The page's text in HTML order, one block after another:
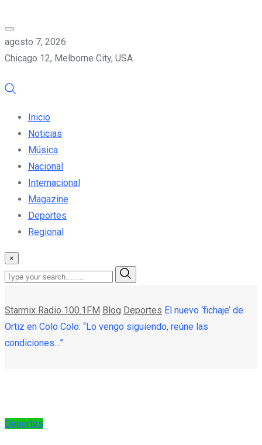
agosto 7, 2026
Chicago 12, Melborne City, USA
Inicio
Noticias
Música
Nacional
Internacional
Magazine
Deportes
Regional
×
Starmix Radio 100.1FM Blog Deportes El nuevo ‘fichaje’ de
Ortiz en Colo Colo: “Lo vengo siguiendo, reúne las
condiciones…”
Deportes